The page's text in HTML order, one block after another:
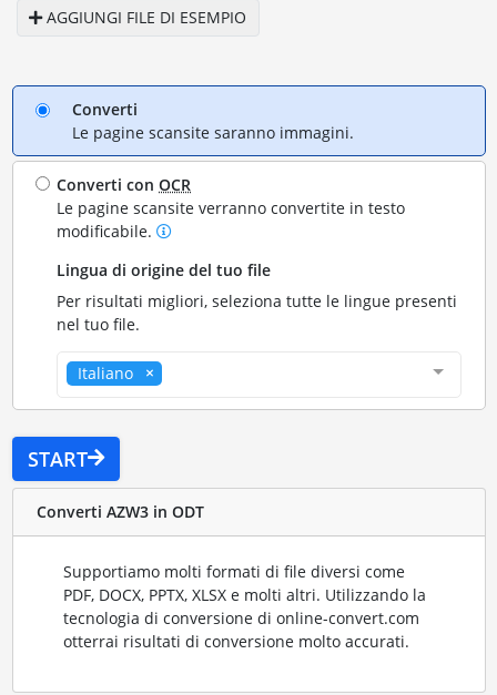
AGGIUNGI FILE DI ESEMPIO
Converti
Le pagine scansite saranno immagini.
Converti conOCR
Le pagine scansite verranno convertite in testo
modificabile.
Lingua di origine del tuo file
Per risultati migliori, seleziona tutte le lingue presenti
nel tuo file.
Italiano
START
Converti AZW3 in ODT
Supportiamo molti formati di file diversi come
PDF, DOCX, PPTX, XLSX e molti altri. Utilizzando la
tecnologia di conversione di online-convert.com
otterrai risultati di conversione molto accurati.